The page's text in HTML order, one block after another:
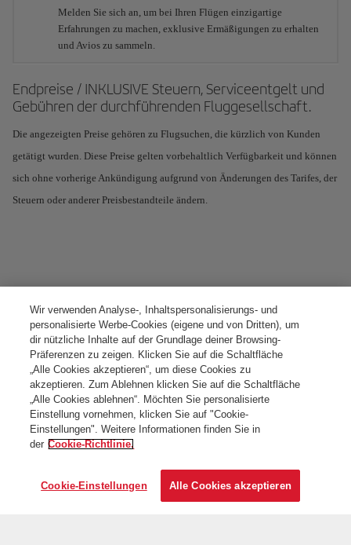
Melden Sie sich an, um bei Ihren Flügen einzigartige
Erfahrungen zu machen, exklusive Ermäßigungen zu erhalten
und Avios zu sammeln.
Endpreise / INKLUSIVE Steuern, Serviceentgelt und
Gebühren der durchführenden Fluggesellschaft.
Die angezeigten Preise gehören zu Flugsuchen, die kürzlich von Kunden
getätigt wurden. Diese Preise gelten vorbehaltlich Verfügbarkeit und können
sich ohne vorherige Ankündigung aufgrund von Änderungen des Tarifes, der
Steuern oder anderer Preisbestandteile ändern.
Wir verwenden Analyse-, Inhaltspersonalisierungs- und
personalisierte Werbe-Cookies (eigene und von Dritten), um
dir nützliche Inhalte auf der Grundlage deiner Browsing-
Präferenzen zu zeigen. Klicken Sie auf die Schaltfläche
„Alle Cookies akzeptieren“, um diese Cookies zu
akzeptieren. Zum Ablehnen klicken Sie auf die Schaltfläche
„Alle Cookies ablehnen“. Möchten Sie personalisierte
Einstellung vornehmen, klicken Sie auf "Cookie-
Einstellungen". Weitere Informationen finden Sie in
der Cookie-Richtlinie.
Cookie-Einstellungen Alle Cookies akzeptieren